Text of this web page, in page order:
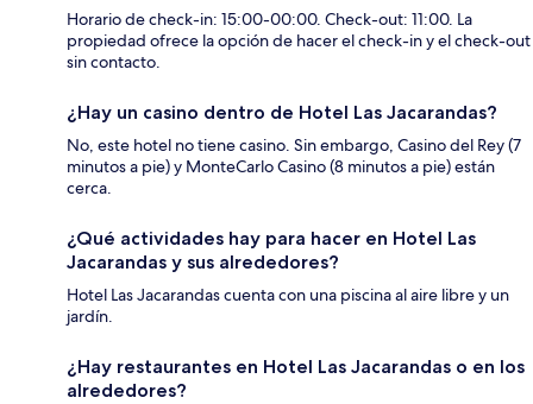
Horario de check-in: 15:00-00:00. Check-out: 11:00. La
propiedad ofrece la opción de hacer el check-in y el check-out
sin contacto.
¿Hay un casino dentro de Hotel Las Jacarandas?
No, este hotel no tiene casino. Sin embargo, Casino del Rey (7
minutos a pie) y MonteCarlo Casino (8 minutos a pie) están
cerca.
¿Qué actividades hay para hacer en Hotel Las
Jacarandas y sus alrededores?
Hotel Las Jacarandas cuenta con una piscina al aire libre y un
jardín.
¿Hay restaurantes en Hotel Las Jacarandas o en los
alrededores?